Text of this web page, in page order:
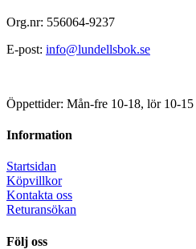
Org.nr: 556064-9237
E-post: info@lundellsbok.se
Öppettider: Mån-fre 10-18, lör 10-15
Information
Startsidan
Köpvillkor
Kontakta oss
Returansökan
Följ oss